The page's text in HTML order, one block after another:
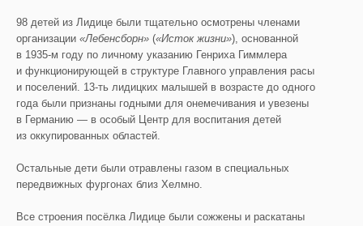
98 детей из Лидице были тщательно осмотрены членами
организации «Лебенсборн» («Исток жизни»), основанной
в 1935-м году по личному указанию Генриха Гиммлера
и функционирующей в структуре Главного управления расы
и поселений. 13-ть лидицких малышей в возрасте до одного
года были признаны годными для онемечивания и увезены
в Германию — в особый Центр для воспитания детей
из оккупированных областей.
Остальные дети были отравлены газом в специальных
передвижных фургонах близ Хелмно.
Все строения посёлка Лидице были сожжены и раскатаны